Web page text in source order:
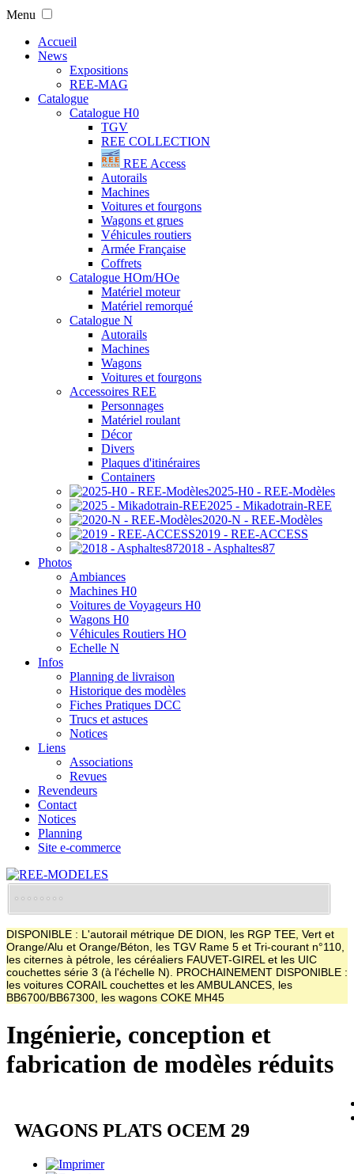
Menu
Accueil
News
Expositions
REE-MAG
Catalogue
Catalogue H0
TGV
REE COLLECTION
REE Access
Autorails
Machines
Voitures et fourgons
Wagons et grues
Véhicules routiers
Armée Française
Coffrets
Catalogue HOm/HOe
Matériel moteur
Matériel remorqué
Catalogue N
Autorails
Machines
Wagons
Voitures et fourgons
Accessoires REE
Personnages
Matériel roulant
Décor
Divers
Plaques d'itinéraires
Containers
2025-H0 - REE-Modèles
2025 - Mikadotrain-REE
2020-N - REE-Modèles
2019 - REE-ACCESS
2018 - Asphaltes87
Photos
Ambiances
Machines H0
Voitures de Voyageurs H0
Wagons H0
Véhicules Routiers HO
Echelle N
Infos
Planning de livraison
Historique des modèles
Fiches Pratiques DCC
Trucs et astuces
Notices
Liens
Associations
Revues
Revendeurs
Contact
Notices
Planning
Site e-commerce
DISPONIBLE : L'autorail métrique DE DION, les RGP TEE, Vert et
Orange/Alu et Orange/Béton, les TGV Rame 5 et Tri-courant n°110,
les citernes à pétrole, les céréaliers FAUVET-GIREL et les UIC
couchettes série 3 (à l'échelle N). PROCHAINEMENT DISPONIBLE :
les voitures CORAIL couchettes et les AMBULANCES, les
BB6700/BB67300, les wagons COKE MH45
Ingénierie, conception et
fabrication de modèles réduits
WAGONS PLATS OCEM 29